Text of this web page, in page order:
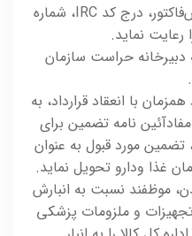
ج) کلیه موارد ضوابط فاکتور و پیش‌فاکتور، درج کد IRC، شماره
رعایت نماید.
دبیرخانه حراست سازمان
با انعقاد قرارداد، به
مفادآئین نامه تضمین برای
دولتی مصوب سال1394)، تضمین مورد قبول به عنوان
غذا ودارو تحویل نماید.
موظفند نسبت به انبارش
تجهیزات و ملزومات پزشکی